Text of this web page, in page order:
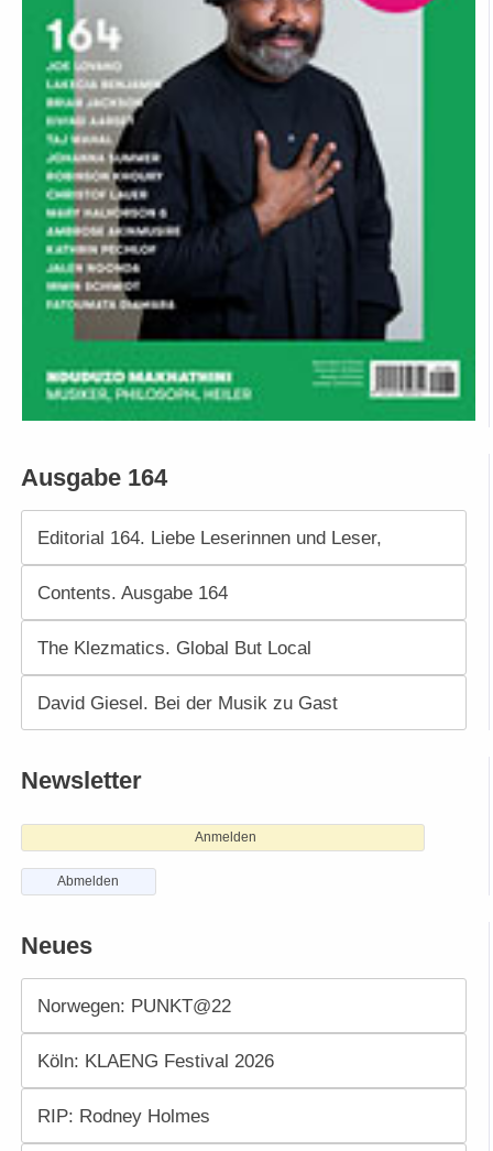
Ausgabe 164
Editorial 164. Liebe Leserinnen und Leser,
Contents. Ausgabe 164
The Klezmatics. Global But Local
David Giesel. Bei der Musik zu Gast
Newsletter
Anmelden
Abmelden
Neues
Norwegen: PUNKT@22
Köln: KLAENG Festival 2026
RIP: Rodney Holmes